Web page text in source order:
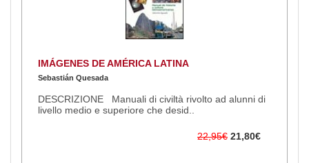
IMÁGENES DE AMÉRICA LATINA
Sebastián Quesada
DESCRIZIONE Manuali di civiltà rivolto ad alunni di
livello medio e superiore che desid..
22,95€ 21,80€